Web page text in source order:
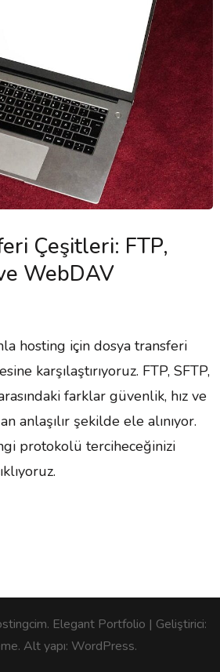
Çeşitleri: FTP,
WebDAV
hosting için dosya transferi
karşılaştırıyoruz. FTP, SFTP,
farklar güvenlik, hız ve
anlaşılır şekilde ele alınıyor.
protokolü terciheceğinizi
. Elegant Portfolio | Geliştirici:
. Alt yapı: WordPress.